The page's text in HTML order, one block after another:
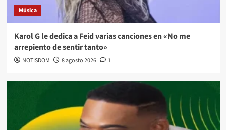
Música
Karol G le dedica a Feid varias canciones en «No me
arrepiento de sentir tanto»
NOTISDOM 8 agosto 2026 1